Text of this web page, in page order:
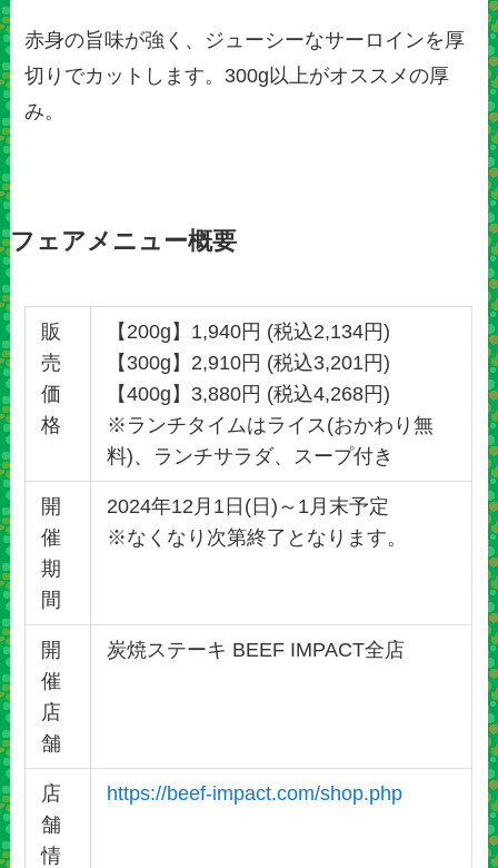
赤身の旨味が強く、ジューシーなサーロインを厚
切りでカットします。300g以上がオススメの厚
み。
フェアメニュー概要
販
売
価
格
【200g】1,940円 (税込2,134円)
【300g】2,910円 (税込3,201円)
【400g】3,880円 (税込4,268円)
※ランチタイムはライス(おかわり無
料)、ランチサラダ、スープ付き
開
催
期
間
2024年12月1日(日)～1月末予定
※なくなり次第終了となります。
開
催
店
舗
炭焼ステーキ BEEF IMPACT全店
店
舗
情
https://beef-impact.com/shop.php